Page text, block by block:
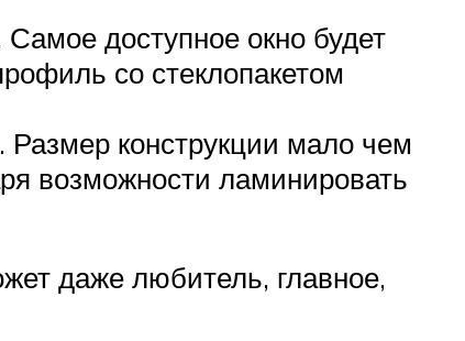
доступное окно будет
со стеклопакетом
конструкции мало чем
возможности ламинировать
даже любитель, главное,